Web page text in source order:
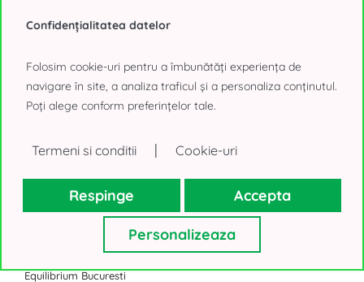
Campus 6 Bucuresti
Sema Parc Bucuresti
U Center Bucuresti
Equilibrium Bucuresti
Confidențialitatea datelor
Folosim cookie-uri pentru a îmbunătăți experiența de
navigare în site, a analiza traficul și a personaliza conținutul.
Poți alege conform preferințelor tale.
Termeni si conditii | Cookie-uri
Respinge Accepta
Personalizeaza